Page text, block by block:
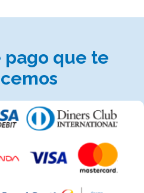
pago que te